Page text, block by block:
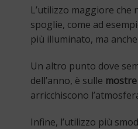
L’utilizzo maggiore
spoglie, come ad
più illuminato, ma
Un altro punto dove
dell’anno, è sulle
arricchiscono
Infine, l’utilizzo più